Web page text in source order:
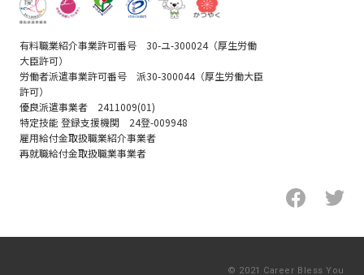
有料職業紹介事業許可番号 30-ユ-300024（厚生労働
大臣許可）
労働者派遣事業許可番号 派30-300044（厚生労働大臣
許可）
優良派遣事業者 2411009(01)
特定技能 登録支援機関 24登-009948
雇用給付金取扱職業紹介事業者
再就職給付金取扱職業事業者
© 2021 Career Bless You